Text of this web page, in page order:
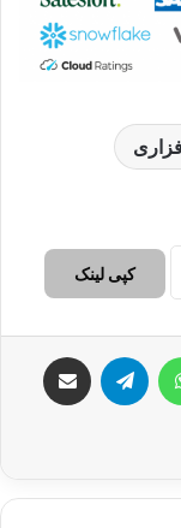
کپی لینک
تلگرام